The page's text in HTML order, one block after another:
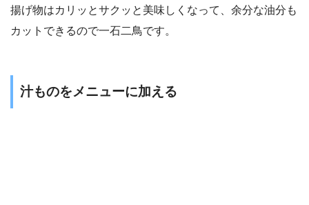
揚げ物はカリッとサクッと美味しくなって、余分な油分も
カットできるので一石二鳥です。
汁ものをメニューに加える